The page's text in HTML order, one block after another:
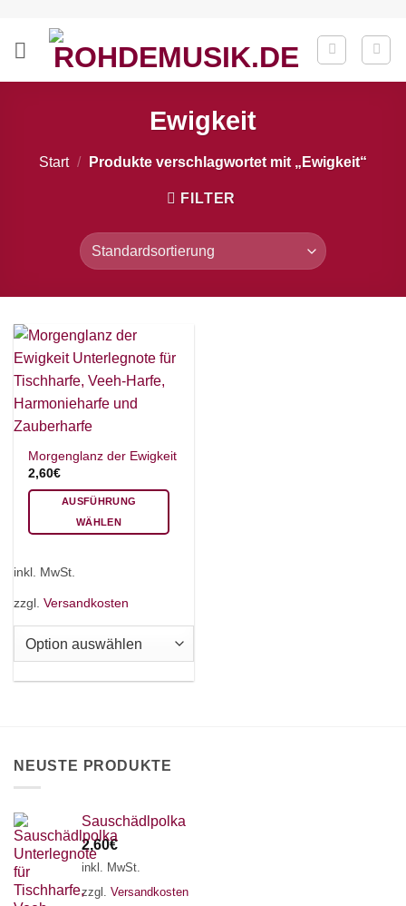
springen
Ewigkeit
Start / Produkte verschlagwortet mit „Ewigkeit“
FILTER
Morgenglanz der Ewigkeit
2,60€
AUSFÜHRUNG
WÄHLEN
weist
mehrere
auf.
gewählt
werden
inkl. MwSt.
zzgl. Versandkosten
NEUSTE PRODUKTE
Sauschädlpolka
2,60€
inkl. MwSt.
zzgl. Versandkosten